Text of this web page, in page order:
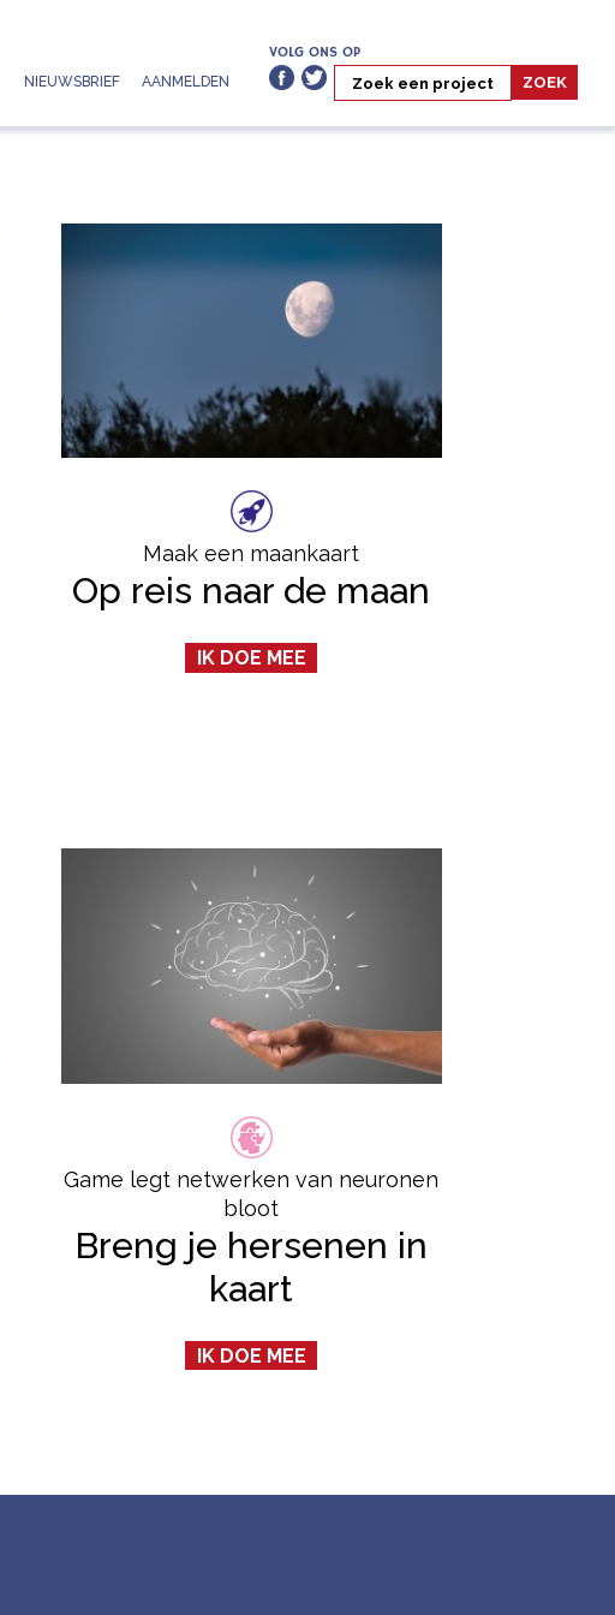
NIEUWSBRIEF AANMELDEN
VOLG ONS OP
Maak een maankaart
Op reis naar de maan
IK DOE MEE
Game legt netwerken van neuronen
bloot
Breng je hersenen in
kaart
IK DOE MEE